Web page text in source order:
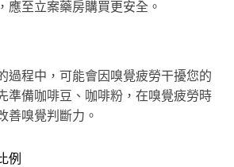
應至立案藥房購買更安全。
過程中，可能會因嗅覺疲勞干擾您的
準備咖啡豆、咖啡粉，在嗅覺疲勞時
善嗅覺判斷力。
例